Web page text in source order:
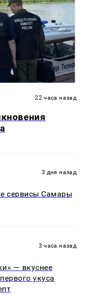
22 часа назад
3 дня назад
сервисы Самары
3 часа назад
— вкуснее
укуса